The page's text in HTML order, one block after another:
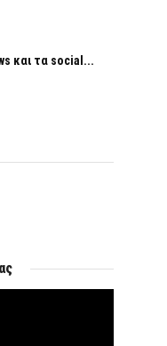
και τα social...